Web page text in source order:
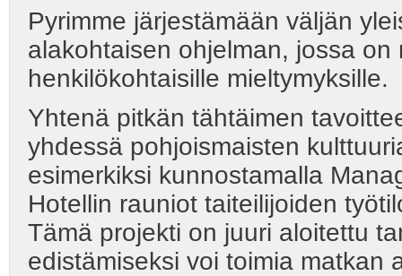
Pyrimme järjestämään väljän
alakohtaisen ohjelman, jossa
henkilökohtaisille mieltymyksille.
Yhtenä pitkän tähtäimen
yhdessä pohjoismaisten
esimerkiksi kunnostamalla
Hotellin rauniot taiteilijoiden
Tämä projekti on juuri aloitettu
edistämiseksi voi toimia matkan